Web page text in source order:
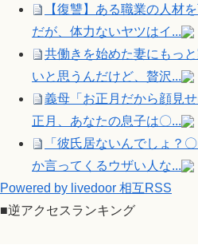
【復讐】ある職業の人材
だが、体力ないヤツはイ...
共働きを始めた妻にもっ
いと思うんだけど、贅沢...
義母「お正月だから顔見
正月、あなたの息子は〇...
「彼氏居ないんでしょ？
か言ってくるウザい人な...
Powered by livedoor 相互RSS
■逆アクセスランキング